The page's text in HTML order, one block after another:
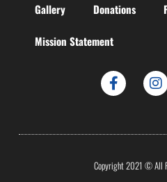
Gallery Donations
Mission Statement
Copyright 2021 © All